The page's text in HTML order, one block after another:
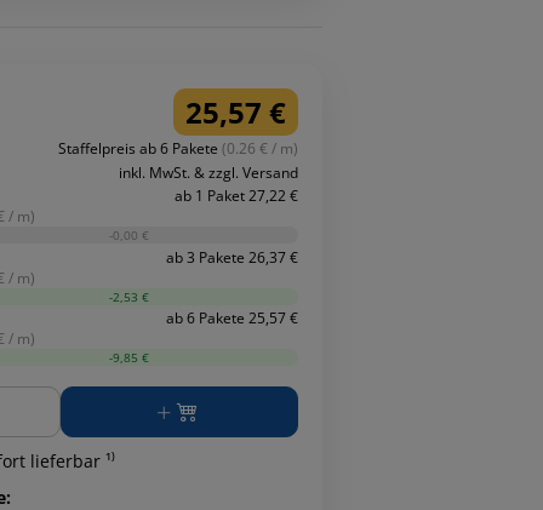
25,57 €
Staffelpreis ab 6 Pakete (0.26 € / m)
inkl. MwSt. & zzgl. Versand
ab 1 Paket 27,22 €
/ m)
-0,00 €
ab 3 Pakete 26,37 €
/ m)
-2,53 €
ab 6 Pakete 25,57 €
/ m)
-9,85 €
lieferbar ¹⁾